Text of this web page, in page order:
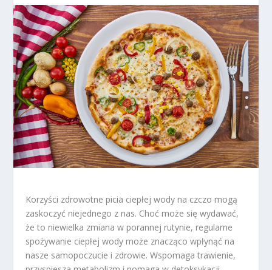
Korzyści zdrowotne picia ciepłej wody na czczo mogą
zaskoczyć niejednego z nas. Choć może się wydawać,
że to niewielka zmiana w porannej rutynie, regularne
spożywanie ciepłej wody może znacząco wpłynąć na
nasze samopoczucie i zdrowie. Wspomaga trawienie,